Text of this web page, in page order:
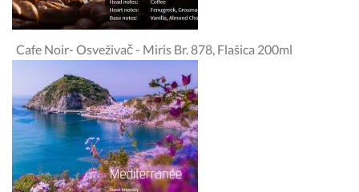
Cafe Noir- Osveživač - Miris Br. 878, Flašica 200ml